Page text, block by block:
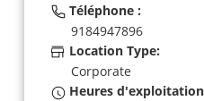
Téléphone :
9184947896
Location Type:
Corporate
Heures